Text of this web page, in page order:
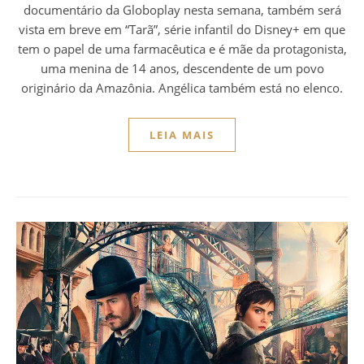
documentário da Globoplay nesta semana, também será
vista em breve em “Tarã”, série infantil do Disney+ em que
tem o papel de uma farmacêutica e é mãe da protagonista,
uma menina de 14 anos, descendente de um povo
originário da Amazônia. Angélica também está no elenco.
LEIA MAIS